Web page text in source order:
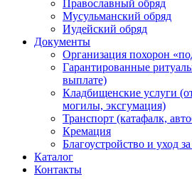
Православный обряд
Мусульманский обряд
Иудейский обряд
Документы
Организация похорон
Гарантированные
выплате)
Кладбищенские услуги
могилы, эксгумация)
Транспорт (катафалк,
Кремация
Благоустройство и уход
Каталог
Контакты